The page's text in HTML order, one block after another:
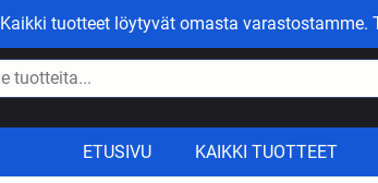
Kaikki tuotteet löytyvät omasta
ETUSIVU KAIKKI TUOTTEET